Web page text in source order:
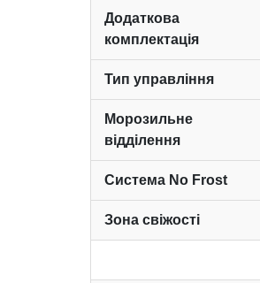
Додаткова
комплектація
Тип управління
Морозильне
відділення
Система No Frost
Зона свіжості